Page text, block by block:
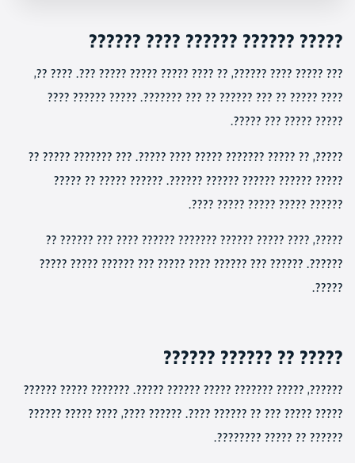
????? ?????? ?????? ???? ??????
??? ????? ???? ??????, ?? ???? ????? ????? ????? ???. ???? ??,
???? ????? ?? ??? ?????? ?? ??? ???????. ????? ?????? ????
????? ????? ??? ?????.
?????, ?? ????? ??????? ????? ???? ?????. ??? ??????? ????? ??
????? ?????? ?????? ?????? ??????. ?????? ????? ?? ?????
?????? ????? ????? ????? ????.
?????, ???? ????? ?????? ??????? ?????? ???? ??? ?????? ??
??????. ?????? ??? ?????? ???? ????? ??? ?????? ????? ?????
?????.
????? ?? ?????? ??????
??????, ????? ??????? ????? ?????? ?????. ??????? ????? ??????
????? ????? ??? ?? ?????? ????. ?????? ????, ???? ????? ??????
?????? ?? ????? ????????.